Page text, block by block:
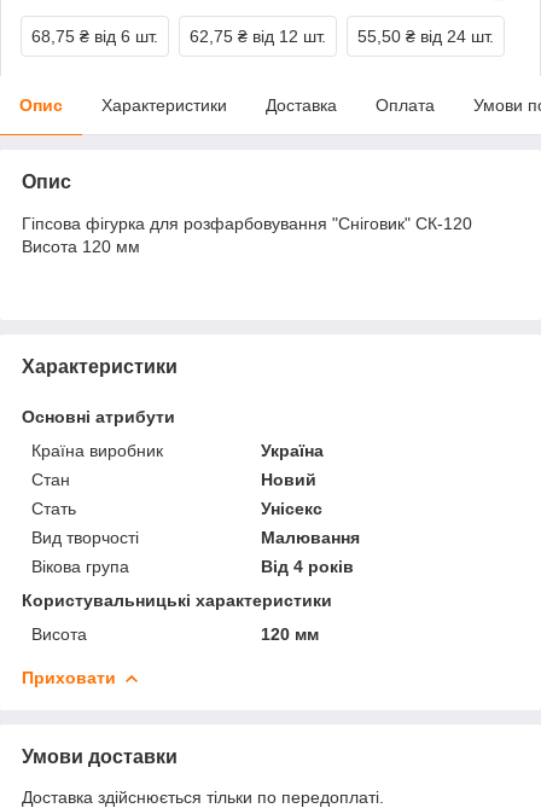
68,75 ₴ від 6 шт. 62,75 ₴ від 12 шт. 55,50 ₴ від 24 шт.
Опис Характеристики Доставка Оплата Умови
Опис
Гіпсова фігурка для розфарбовування "Сніговик" СК-120
Висота 120 мм
Характеристики
Основні атрибути
Країна виробник
Україна
Стан
Новий
Стать
Унісекс
Вид творчості
Малювання
Вікова група
Від 4 років
Користувальницькі характеристики
Висота
120 мм
Приховати
Умови доставки
Доставка здійснюється тільки по передоплаті.